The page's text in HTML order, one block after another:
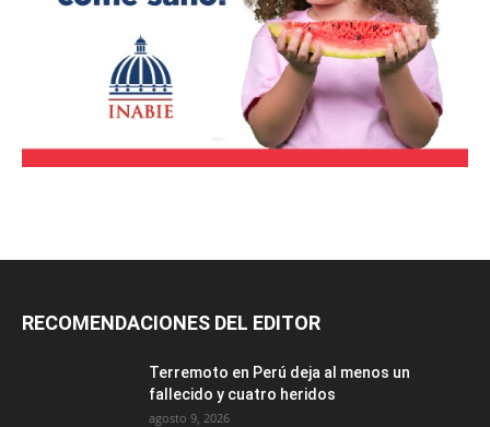
RECOMENDACIONES DEL EDITOR
Terremoto en Perú deja al menos un
fallecido y cuatro heridos
agosto 9, 2026